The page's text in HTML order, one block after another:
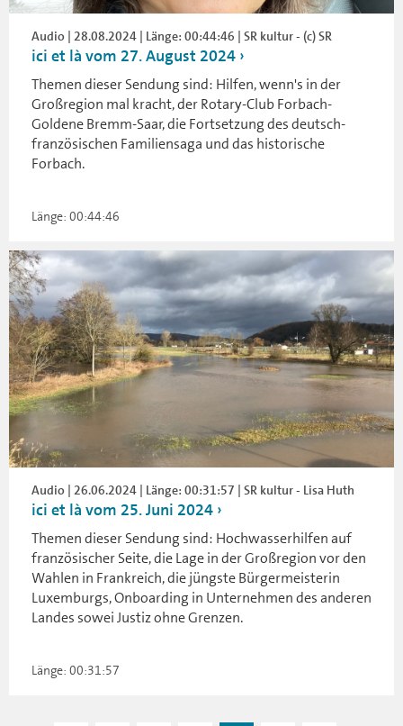
Audio | 28.08.2024 | Länge: 00:44:46 | SR kultur - (c) SR
ici et là vom 27. August 2024
Themen dieser Sendung sind: Hilfen, wenn's in der
Großregion mal kracht, der Rotary-Club Forbach-
Goldene Bremm-Saar, die Fortsetzung des deutsch-
französischen Familiensaga und das historische
Forbach.
Länge: 00:44:46
Audio | 26.06.2024 | Länge: 00:31:57 | SR kultur - Lisa Huth
ici et là vom 25. Juni 2024
Themen dieser Sendung sind: Hochwasserhilfen auf
französischer Seite, die Lage in der Großregion vor den
Wahlen in Frankreich, die jüngste Bürgermeisterin
Luxemburgs, Onboarding in Unternehmen des anderen
Landes sowei Justiz ohne Grenzen.
Länge: 00:31:57